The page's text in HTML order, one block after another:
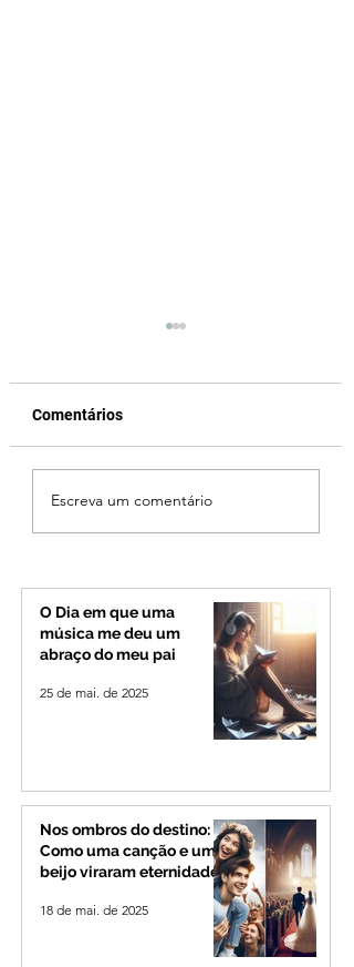
Ciclone bomba no Sul
deve provocar rajadas
de vento e calor
Alto Paranaíba
Comentários
Escreva um comentário
O Dia em que uma
música me deu um
abraço do meu pai
25 de mai. de 2025
Nos ombros do destino:
Como uma canção e um
beijo viraram eternidade
18 de mai. de 2025